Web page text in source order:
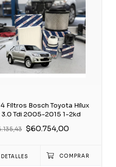
Filtros Bosch Toyota Hilux
3.0 Tdi 2005-2015 1-2kd
$60.754,00
DETALLES